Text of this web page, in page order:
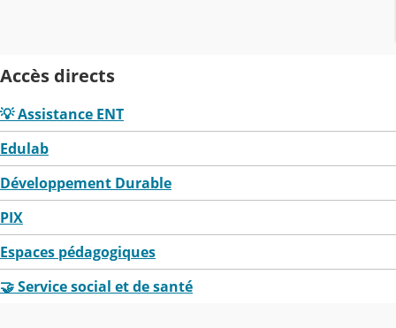
Accès directs
💡 Assistance ENT
Edulab
Développement Durable
PIX
Espaces pédagogiques
🤝 Service social et de santé